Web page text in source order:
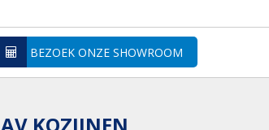
BEZOEK ONZE SHOWROOM
AV KOZIJNEN